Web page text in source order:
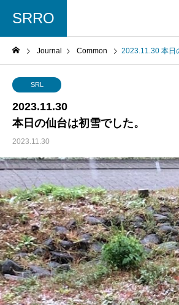
SRRO
Journal Common 2023.11.30 本日
SRL
2023.11.30
本日の仙台は初雪でした。
2023.11.30